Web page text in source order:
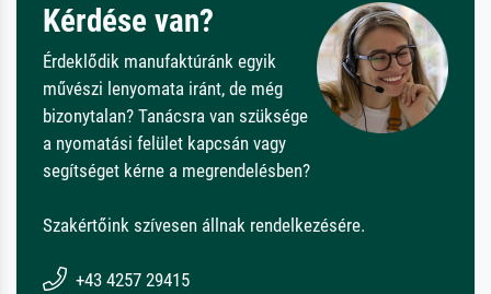
Kérdése van?
Érdeklődik manufaktúránk egyik
művészi lenyomata iránt, de még
bizonytalan? Tanácsra van szüksége
a nyomatási felület kapcsán vagy
segítséget kérne a megrendelésben?
Szakértőink szívesen állnak rendelkezésére.
+43 4257 29415